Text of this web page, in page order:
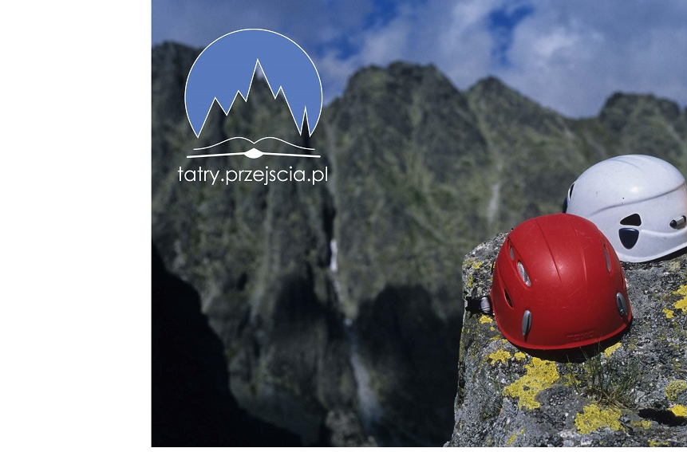
Jump to navigation